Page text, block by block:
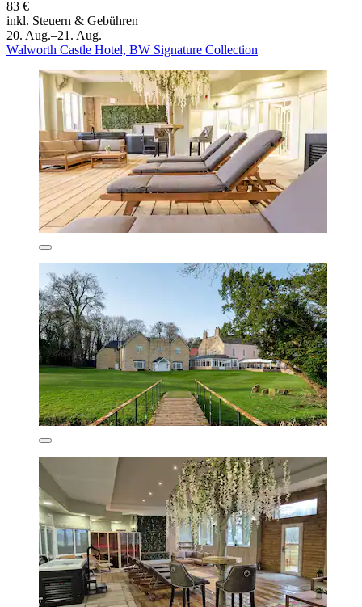
83 €
inkl. Steuern & Gebühren
20. Aug.–21. Aug.
Walworth Castle Hotel, BW Signature Collection